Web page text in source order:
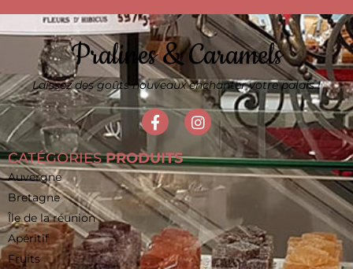
Pralines & Caramels
Laissez des goûts nouveaux enchanter votre palais !
CATÉGORIESPRODUITS
Auvergne
Bretagne
Île de la réunion
Apéritif
Fruits